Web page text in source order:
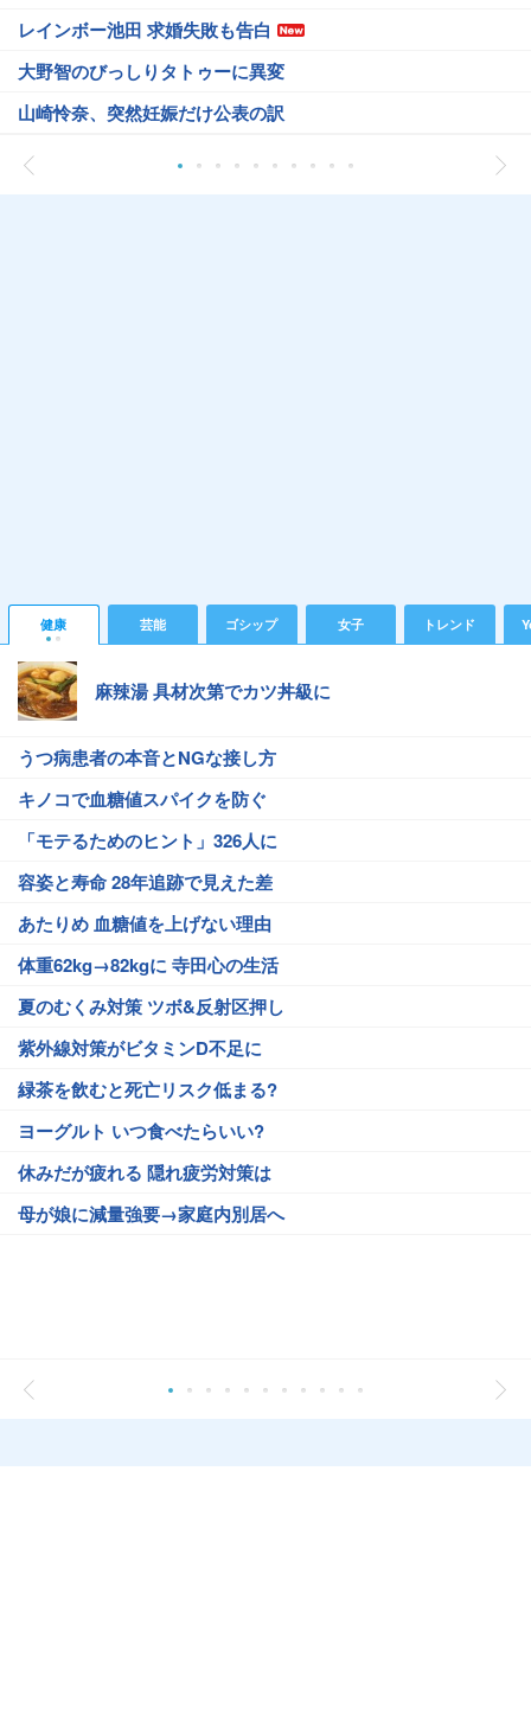
レインボー池田 求婚失敗も告白
大野智のびっしりタトゥーに異変
山崎怜奈、突然妊娠だけ公表の訳
健康 芸能 ゴシップ 女子 トレンド
麻辣湯 具材次第でカツ丼級に
うつ病患者の本音とNGな接し方
キノコで血糖値スパイクを防ぐ
「モテるためのヒント」326人に
容姿と寿命 28年追跡で見えた差
あたりめ 血糖値を上げない理由
体重62kg→82kgに 寺田心の生活
夏のむくみ対策 ツボ&反射区押し
紫外線対策がビタミンD不足に
緑茶を飲むと死亡リスク低まる?
ヨーグルト いつ食べたらいい?
休みだが疲れる 隠れ疲労対策は
母が娘に減量強要→家庭内別居へ